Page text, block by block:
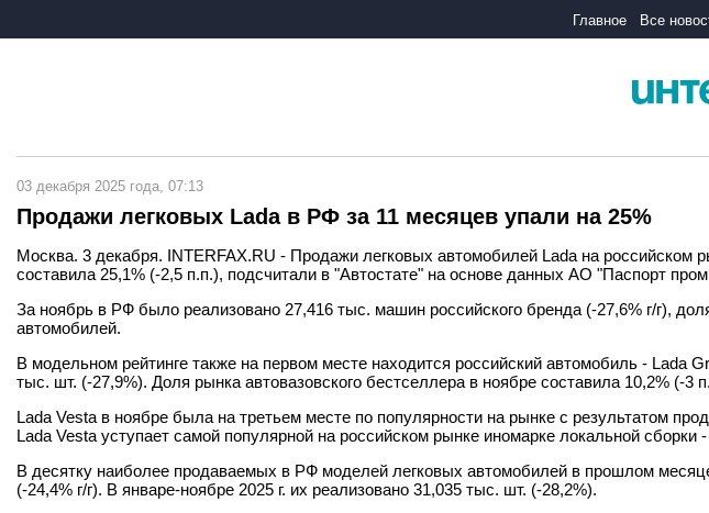
Главное Все
03 декабря 2025 года, 07:13
Продажи легковых Lada в РФ за 11 месяцев упали на 25%
Москва. 3 декабря. INTERFAX.RU - Продажи легковых автомобилей Lada на российском
составила 25,1% (-2,5 п.п.), подсчитали в "Автостате" на основе данных АО "Паспорт
За ноябрь в РФ было реализовано 27,416 тыс. машин российского бренда (-27,6% г/г),
автомобилей.
В модельном рейтинге также на первом месте находится российский автомобиль - Lada
тыс. шт. (-27,9%). Доля рынка автовазовского бестселлера в ноябре составила 10,2% (-3
Lada Vesta в ноябре была на третьем месте по популярности на рынке с результатом
Lada Vesta уступает самой популярной на российском рынке иномарке локальной
В десятку наиболее продаваемых в РФ моделей легковых автомобилей в прошлом
(-24,4% г/г). В январе-ноябре 2025 г. их реализовано 31,035 тыс. шт. (-28,2%).